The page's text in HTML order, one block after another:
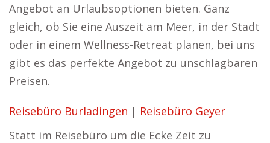
Angebot an Urlaubsoptionen bieten. Ganz
gleich, ob Sie eine Auszeit am Meer, in der Stadt
oder in einem Wellness-Retreat planen, bei uns
gibt es das perfekte Angebot zu unschlagbaren
Preisen.
Reisebüro Burladingen | Reisebüro Geyer
Statt im Reisebüro um die Ecke Zeit zu